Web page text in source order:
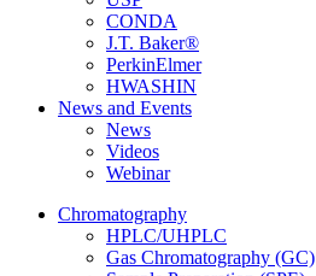
CONDA
J.T. Baker®
PerkinElmer
HWASHIN
News and Events
News
Videos
Webinar
Chromatography
HPLC/UHPLC
Gas Chromatography (GC)